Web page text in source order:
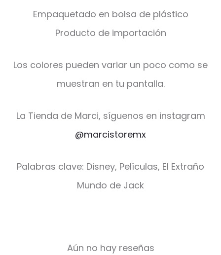
Empaquetado en bolsa de plástico
Producto de importación
Los colores pueden variar un poco como se
muestran en tu pantalla.
La Tienda de Marci, síguenos en instagram
@marcistoremx
Palabras clave: Disney, Películas, El Extraño
Mundo de Jack
Aún no hay reseñas